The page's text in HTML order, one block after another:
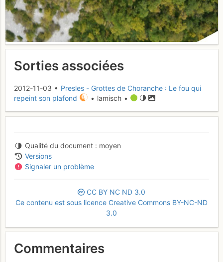
Sorties associées
2012-11-03 • Presles - Grottes de Choranche : Le fou qui
repeint son plafond
• lamisch •
Qualité du document
moyen
Versions
Signaler un problème
CC BY NC ND 3.0
Ce contenu est sous licence Creative Commons BY-NC-ND
3.0
Commentaires